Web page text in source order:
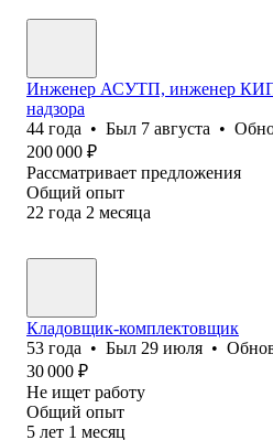
Инженер АСУТП, инженер КИП,
надзора
44 года • Был 7 августа •
200 000 ₽
Рассматривает предложения
Общий опыт
22 года 2 месяца
Кладовщик-комплектовщик
53 года • Был 29 июля •
30 000 ₽
Не ищет работу
Общий опыт
5 лет 1 месяц